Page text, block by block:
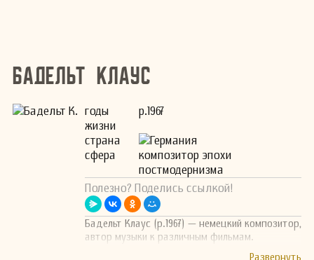
Бадельт Клаус
годы
жизни
р.1967
страна
Германия
сфера
композитор эпохи
постмодернизма
Полезно? Поделись ссылкой!
Бадельт Клаус (р.1967) — немецкий композитор,
автор музыки к различным фильмам.